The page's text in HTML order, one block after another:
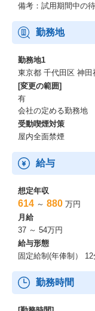
備考：試用期間中の
勤務地
勤務地1
東京都 千代田区 神田
[変更の範囲]
有
会社の定める勤務地
受動喫煙対策
屋内全面禁煙
給与
想定年収
614 ～ 880 万円
月給
37 ～ 54万円
給与形態
固定給制(年俸制） 12
勤務時間